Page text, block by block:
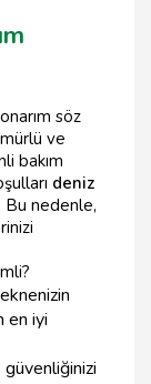
söz
ve
bakım
deniz
Bu nedenle,
en iyi
güvenliğinizi